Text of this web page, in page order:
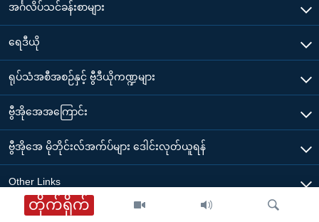
တိုက်ရိုက် ဗွီအိုအေ မြန်မာညချမ်း
အင်္ဂလိပ်သင်ခန်းစာများ
ရေဒီယို
ရုပ်သံအစီအစဉ်နှင့် ဗွီဒီယိုကဏ္ဍများ
ဗွီအိုအေအကြောင်း
ဗွီအိုအေ မိုဘိုင်းလ်အက်ပ်များ ဒေါင်းလုတ်ယူရန်
Other Links